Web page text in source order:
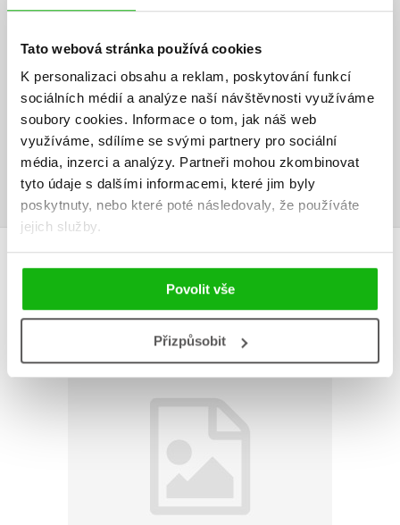
Tato webová stránka používá cookies
K personalizaci obsahu a reklam, poskytování funkcí
sociálních médií a analýze naší návštěvnosti využíváme
soubory cookies. Informace o tom, jak náš web
využíváme, sdílíme se svými partnery pro sociální
média, inzerci a analýzy. Partneři mohou zkombinovat
tyto údaje s dalšími informacemi, které jim byly
poskytnuty, nebo které poté následovaly, že používáte
jejich služby.
Povolit vše
Přizpůsobit
HODNOCENÍ ČTENÁŘŮ
V současné době nejsou vytvořena žádná uživatelská hodnocení.
Vaše hodnocení
Uživatelskou recenzi mohou vkládat pouze registrovaní uživatelé
Přihlásit
AUTOR KNIHY